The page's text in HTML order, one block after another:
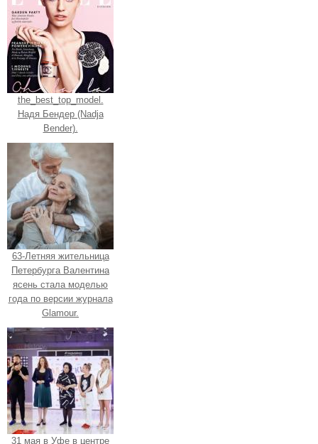
the_best_top_model.
Надя Бендер (Nadja
Bender).
63-Летняя жительница
Петербурга Валентина
ясень стала моделью
года по версии журнала
Glamour.
31 мая в Уфе в центре